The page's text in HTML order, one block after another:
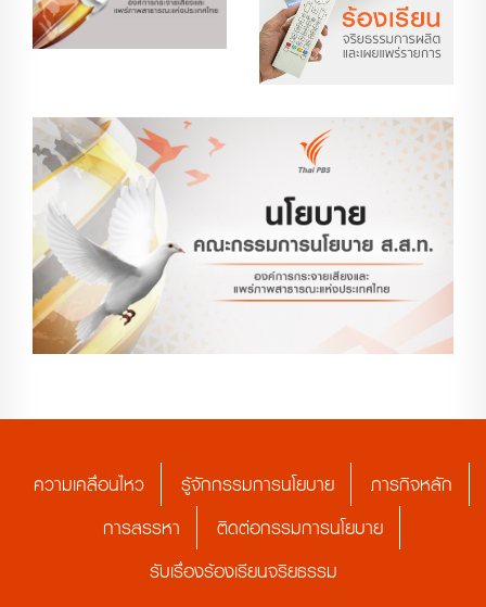
ความเคลื่อนไหว รู้จักกรรมการนโยบาย
ภารกิจหลัก
การสรรหา
ติดต่อกรรมการนโยบาย
รับเรื่องร้องเรียนจริยธรรม